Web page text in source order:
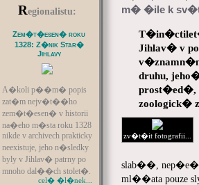
Regionalistu:
Zem�t�esen� roku
1328: Z�nik Star�
Jihlavy
A�koli p��m� popis
zat�m nejv�t��ho
zem�t�esen� v historii
na�eho m�sta roku 1328
nikde v archivech prakticky
neexistuje, jeho n�sledky
byly v Jihlav� patrny po
mnoho dal��ch stolet�.
cel� �l�nek...
m� �ile k
Jihlav� v
druhu,
prost�ed�,
zoologick�
zv�t�it fotografii...
slab��,
ml��ata pouze